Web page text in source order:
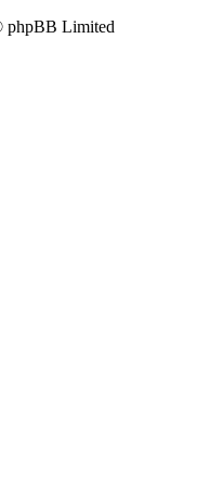
phpBB Limited